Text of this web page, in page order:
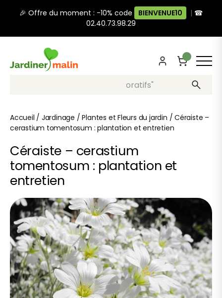
🎉 Offre du moment : -10% code BIENVENUE10 | ☎
02.40.73.98.29
Recherche, ex: "pots décoratifs"
Accueil / Jardinage /Plantes et Fleurs du jardin /Céraiste –
cerastium tomentosum : plantation et entretien
Céraiste – cerastium
tomentosum : plantation et
entretien